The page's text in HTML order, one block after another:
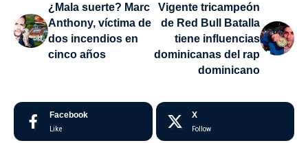
¿Mala suerte? Marc
Anthony, víctima de
dos incendios en
cinco años
Vigente tricampeón
de Red Bull Batalla
tiene influencias
dominicanas del rap
dominicano
Facebook
Like
X
Follow